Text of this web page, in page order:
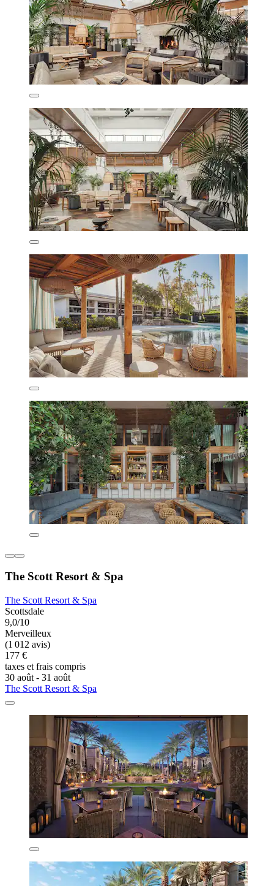
The Scott Resort & Spa
The Scott Resort & Spa
Scottsdale
9,0/10
Merveilleux
(1 012 avis)
177 €
taxes et frais compris
30 août - 31 août
The Scott Resort & Spa